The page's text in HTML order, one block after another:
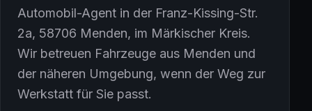
Automobil-Agent in der Franz-Kissing-Str.
2a, 58706 Menden, im Märkischer Kreis.
Wir betreuen Fahrzeuge aus Menden und
der näheren Umgebung, wenn der Weg zur
Werkstatt für Sie passt.